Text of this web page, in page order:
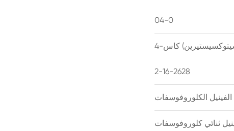
04-0
4-إثينيلفينول خلات (4-أسيتوكسيستيرين) كاس
2628-16-2